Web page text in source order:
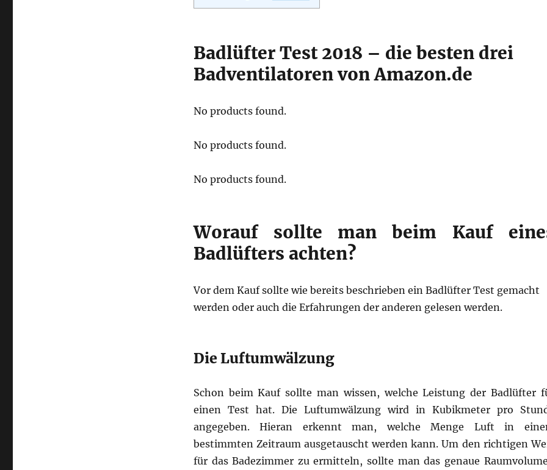
Badlüfter Test 2018 – die besten drei
Badventilatoren von Amazon.de
No products found.
No products found.
No products found.
Worauf sollte man beim Kauf
Badlüfters achten?
Vor dem Kauf sollte wie bereits beschrieben ein Badlüfter Test gemacht
werden oder auch die Erfahrungen der anderen gelesen werden.
Die Luftumwälzung
Schon beim Kauf sollte man wissen, welche Leistung der Badlüfter
einen Test hat. Die Luftumwälzung wird in Kubikmeter pro
angegeben. Hieran erkennt man, welche Menge Luft in
bestimmten Zeitraum ausgetauscht werden kann. Um den richtigen
für das Badezimmer zu ermitteln, sollte man das genaue